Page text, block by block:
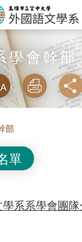
學會幹部
放大
列印
部
單
系系學會團